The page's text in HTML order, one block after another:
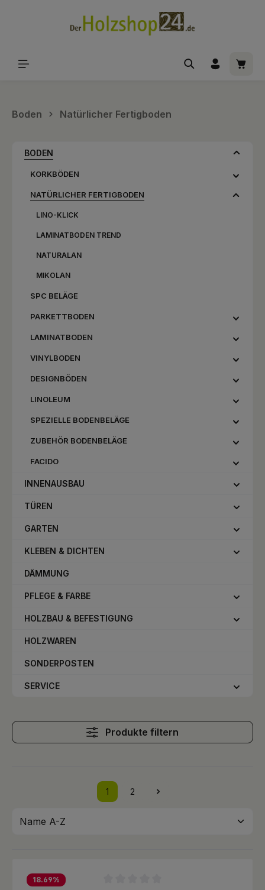
Boden Natürlicher Fertigboden
BODEN
KORKBÖDEN
NATÜRLICHER FERTIGBODEN
LINO-KLICK
LAMINATBODEN TREND
NATURALAN
MIKOLAN
SPC BELÄGE
PARKETTBODEN
LAMINATBODEN
VINYLBODEN
DESIGNBÖDEN
LINOLEUM
SPEZIELLE BODENBELÄGE
ZUBEHÖR BODENBELÄGE
FACIDO
INNENAUSBAU
TÜREN
GARTEN
KLEBEN & DICHTEN
DÄMMUNG
PFLEGE & FARBE
HOLZBAU & BEFESTIGUNG
HOLZWAREN
SONDERPOSTEN
SERVICE
Produkte filtern
1 2
18.69%